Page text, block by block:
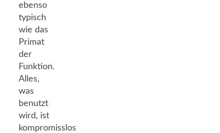
ebenso
typisch
wie das
Primat
der
Funktion.
Alles,
was
benutzt
wird, ist
kompromisslos